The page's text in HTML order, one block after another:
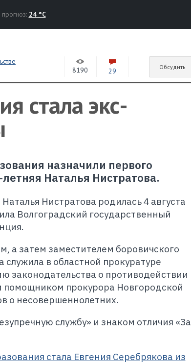
прогноз: 24 °C
8190 29 Обсудить
стала экс-
назначили первого
Наталья Нистратова.
Нистратова родилась 4 августа
Волгоградский государственный
а затем заместителем боровичского
служила в областной прокуратуре
законодательства о противодействии
помощником прокурора Новгородской
о несовершеннолетних.
службу» и знаком отличия «За
стала Евгения Серебрякова из